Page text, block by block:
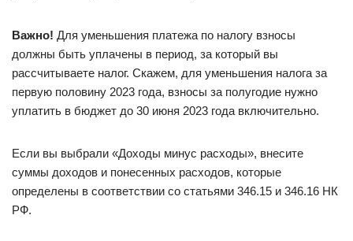
Важно! Для уменьшения платежа по налогу взносы
должны быть уплачены в период, за который вы
рассчитываете налог. Скажем, для уменьшения налога за
первую половину 2023 года, взносы за полугодие нужно
уплатить в бюджет до 30 июня 2023 года включительно.
Если вы выбрали «Доходы минус расходы», внесите
суммы доходов и понесенных расходов, которые
определены в соответствии со статьями 346.15 и 346.16 НК
РФ.